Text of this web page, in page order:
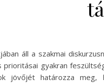
áll a szakmai
gyakran
jövőjét határozza meg,